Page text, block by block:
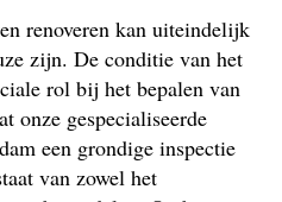
renoveren kan uiteindelijk
zijn. De conditie van het
rol bij het bepalen van
onze gespecialiseerde
een grondige inspectie
van zowel het